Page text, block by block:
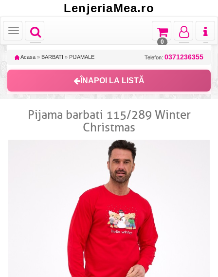
LenjeriaMea.ro
Toggle
navigation
Toggle
Toggle
navigation
Toggle
navigation
Toggle
navigation
0
Acasa » BARBATI » PIJAMALE Telefon: 0371236355
ÎNAPOI LA LISTĂ
Pijama barbati 115/289 Winter
Christmas